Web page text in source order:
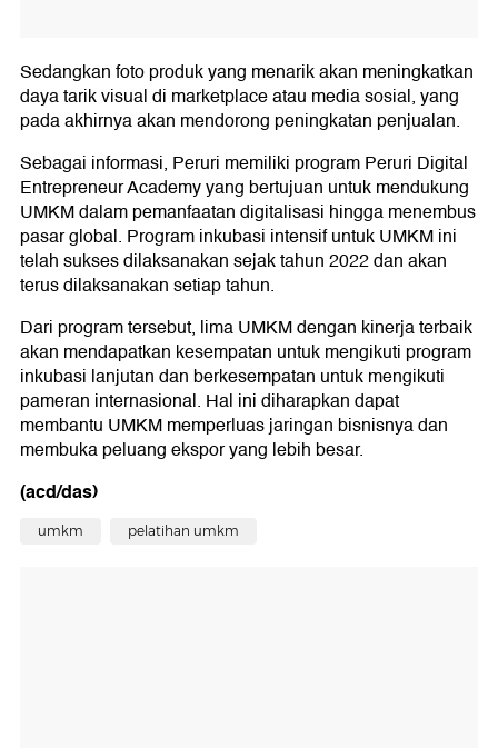
Sedangkan foto produk yang menarik akan meningkatkan
daya tarik visual di marketplace atau media sosial, yang
pada akhirnya akan mendorong peningkatan penjualan.
Sebagai informasi, Peruri memiliki program Peruri Digital
Entrepreneur Academy yang bertujuan untuk mendukung
UMKM dalam pemanfaatan digitalisasi hingga menembus
pasar global. Program inkubasi intensif untuk UMKM ini
telah sukses dilaksanakan sejak tahun 2022 dan akan
terus dilaksanakan setiap tahun.
Dari program tersebut, lima UMKM dengan kinerja terbaik
akan mendapatkan kesempatan untuk mengikuti program
inkubasi lanjutan dan berkesempatan untuk mengikuti
pameran internasional. Hal ini diharapkan dapat
membantu UMKM memperluas jaringan bisnisnya dan
membuka peluang ekspor yang lebih besar.
(acd/das)
umkm pelatihan umkm